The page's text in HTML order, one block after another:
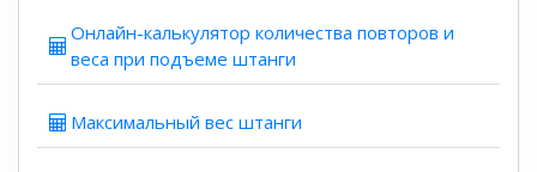
Онлайн-калькулятор количества повторов и
веса при подъеме штанги
Максимальный вес штанги